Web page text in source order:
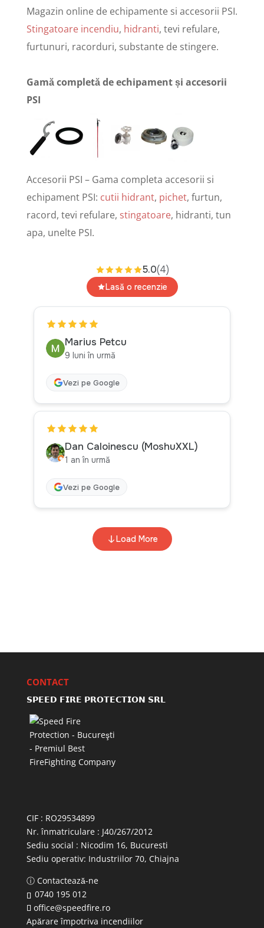
Magazin online de echipamente si accesorii PSI.
Stingatoare incendiu, hidranti, tevi refulare,
furtunuri, racorduri, substante de stingere.
Gamă completă de echipament și accesorii
PSI
Accesorii PSI – Gama completa accesorii si
echipament PSI: cutii hidrant, pichet, furtun,
racord, tevi refulare, stingatoare, hidranti, tun
apa, unelte PSI.
CONTACT
𝗦𝗣𝗘𝗘𝗗 𝗙𝗜𝗥𝗘 𝗣𝗥𝗢𝗧𝗘𝗖𝗧𝗜𝗢𝗡 𝗦𝗥𝗟
CIF : RO29534899
Nr. înmatriculare : J40/267/2012
Sediu social : Nicodim 16, Bucuresti
Sediu operativ: Industriilor 70, Chiajna
ⓘ Contactează-ne
0740 195 012
office@speedfire.ro
Apărare împotriva incendiilor